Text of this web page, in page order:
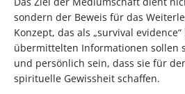
sondern der Beweis für das
Konzept, das als „survival
übermittelten Informationen sollen
und persönlich sein, dass sie für
spirituelle Gewissheit schaffen.